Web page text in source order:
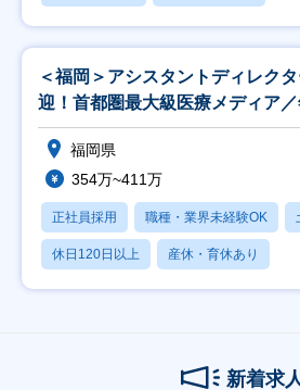
＜福岡＞アシスタントディレク
迎！首都圏最大級医療メディア
ックス】
福岡県
354万~411万
正社員採用 職種・業界未経験OK
休日120日以上 産休・育休あり
新着求